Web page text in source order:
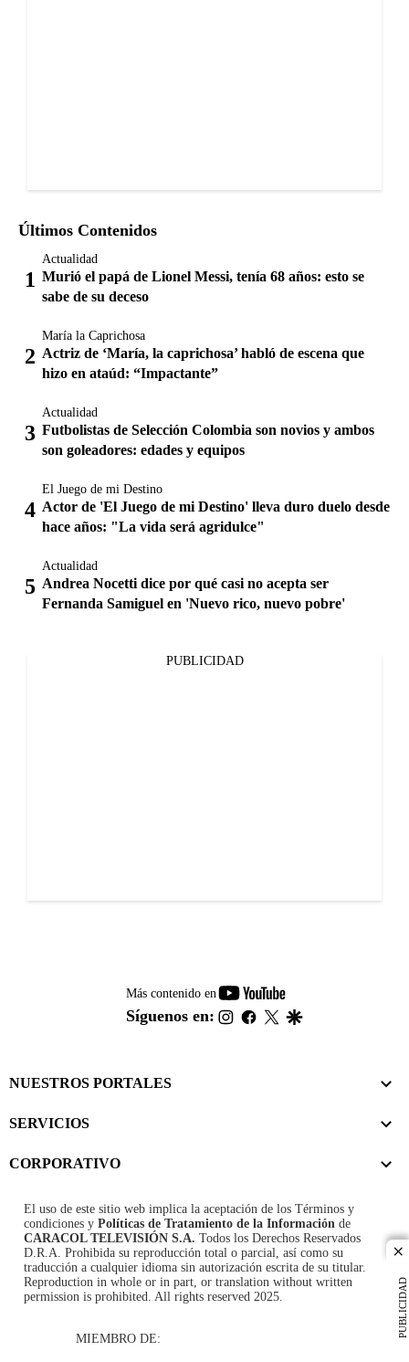
PUBLICIDAD
Últimos Contenidos
Actualidad
Murió el papá de Lionel Messi, tenía 68 años: esto se
sabe de su deceso
María la Caprichosa
Actriz de ‘María, la caprichosa’ habló de escena que
hizo en ataúd: “Impactante”
Actualidad
Futbolistas de Selección Colombia son novios y ambos
son goleadores: edades y equipos
El Juego de mi Destino
Actor de 'El Juego de mi Destino' lleva duro duelo desde
hace años: "La vida será agridulce"
Actualidad
Andrea Nocetti dice por qué casi no acepta ser
Fernanda Samiguel en 'Nuevo rico, nuevo pobre'
PUBLICIDAD
Más contenido en
youtube-
footer
Síguenos en: instagram
facebook
twitter
NUESTROS PORTALES
SERVICIOS
CORPORATIVO
El uso de este sitio web implica la aceptación de los Términos y
condiciones y Políticas de Tratamiento de la Información de
CARACOL TELEVISIÓN S.A. Todos los Derechos Reservados
D.R.A. Prohibida su reproducción total o parcial, así como su
traducción a cualquier idioma sin autorización escrita de su titular.
Reproduction in whole or in part, or translation without written
permission is prohibited. All rights reserved 2025.
MIEMBRO DE: